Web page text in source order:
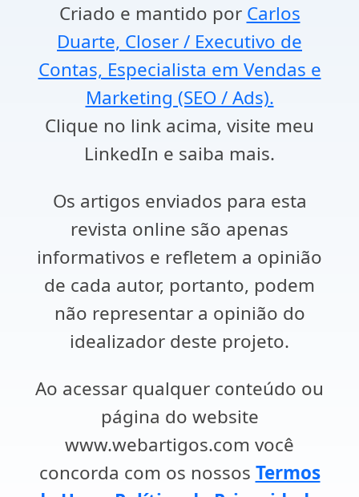
Criado e mantido por Carlos
Duarte, Closer / Executivo de
Contas, Especialista em Vendas e
Marketing (SEO / Ads).
Clique no link acima, visite meu
LinkedIn e saiba mais.
Os artigos enviados para esta
revista online são apenas
informativos e refletem a opinião
de cada autor, portanto, podem
não representar a opinião do
idealizador deste projeto.
Ao acessar qualquer conteúdo ou
página do website
www.webartigos.com você
concorda com os nossos Termos